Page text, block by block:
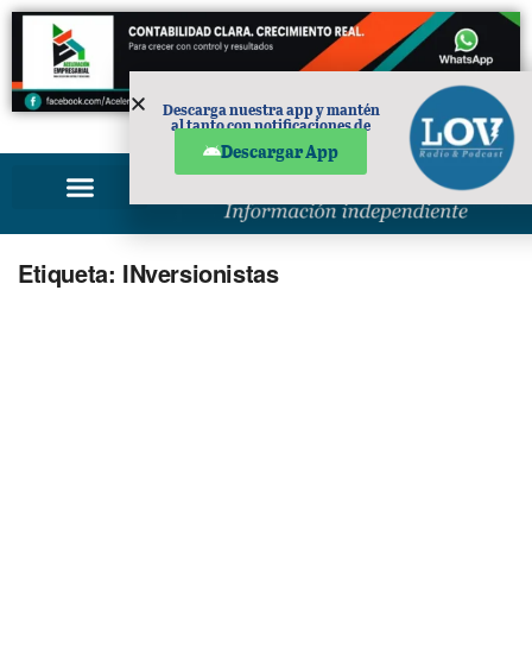
PUBLICIDAD
Etiqueta: INversionistas
Descarga nuestra app y mantén
al tanto con notificaciones de
Descargar App